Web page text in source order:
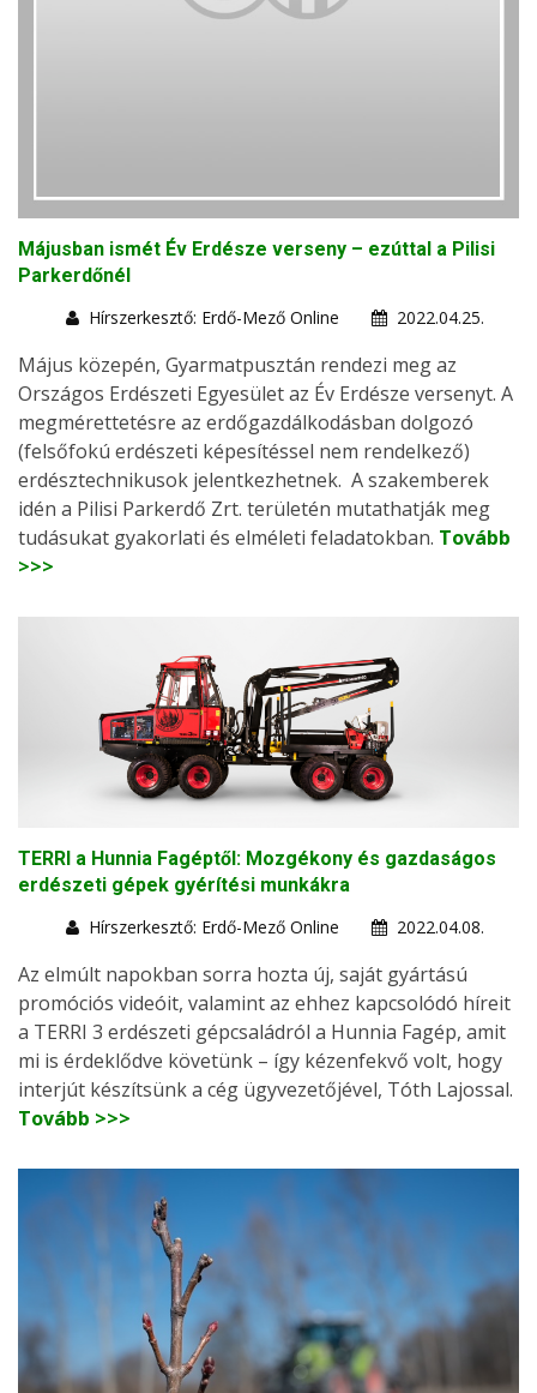
Májusban ismét Év Erdésze verseny – ezúttal a Pilisi
Parkerdőnél
Hírszerkesztő: Erdő-Mező Online
2022.04.25.
Május közepén, Gyarmatpusztán rendezi meg az
Országos Erdészeti Egyesület az Év Erdésze versenyt. A
megmérettetésre az erdőgazdálkodásban dolgozó
(felsőfokú erdészeti képesítéssel nem rendelkező)
erdésztechnikusok jelentkezhetnek. A szakemberek
idén a Pilisi Parkerdő Zrt. területén mutathatják meg
tudásukat gyakorlati és elméleti feladatokban. Tovább
>>>
TERRI a Hunnia Fagéptől: Mozgékony és gazdaságos
erdészeti gépek gyérítési munkákra
Hírszerkesztő: Erdő-Mező Online
2022.04.08.
Az elmúlt napokban sorra hozta új, saját gyártású
promóciós videóit, valamint az ehhez kapcsolódó híreit
a TERRI 3 erdészeti gépcsaládról a Hunnia Fagép, amit
mi is érdeklődve követünk – így kézenfekvő volt, hogy
interjút készítsünk a cég ügyvezetőjével, Tóth Lajossal.
Tovább >>>